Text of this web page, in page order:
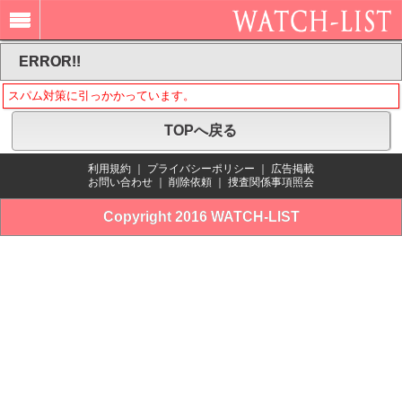
ERROR!!
スパム対策に引っかかっています。
TOPへ戻る
利用規約 プライバシーポリシー
広告掲載
お問い合わせ
削除依頼 捜査関係事項照会
Copyright 2016 WATCH-LIST